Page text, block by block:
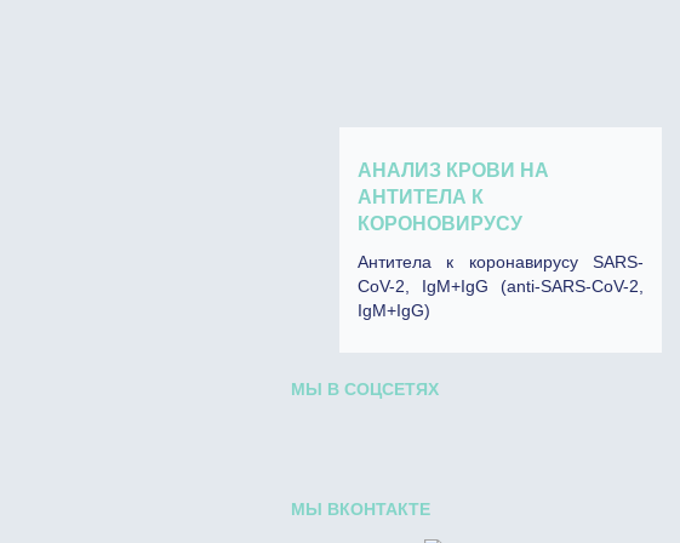
АНАЛИЗ КРОВИ НА
АНТИТЕЛА К
КОРОНОВИРУСУ
Антитела к коронавирусу SARS-
CoV-2, IgM+IgG (anti-SARS-CoV-2,
IgM+IgG)
МЫ В СОЦСЕТЯХ
МЫ ВКОНТАКТЕ